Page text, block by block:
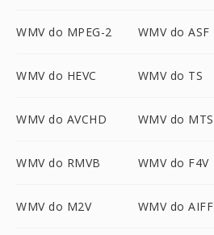
WMV do MPEG-2 WMV do ASF
WMV do HEVC WMV do TS
WMV do AVCHD WMV do MTS
WMV do RMVB WMV do F4V
WMV do M2V WMV do AIFF